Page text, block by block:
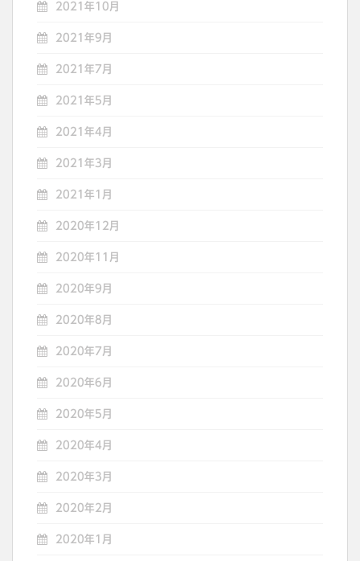
2021年10月
2021年9月
2021年7月
2021年5月
2021年4月
2021年3月
2021年1月
2020年12月
2020年11月
2020年9月
2020年8月
2020年7月
2020年6月
2020年5月
2020年4月
2020年3月
2020年2月
2020年1月